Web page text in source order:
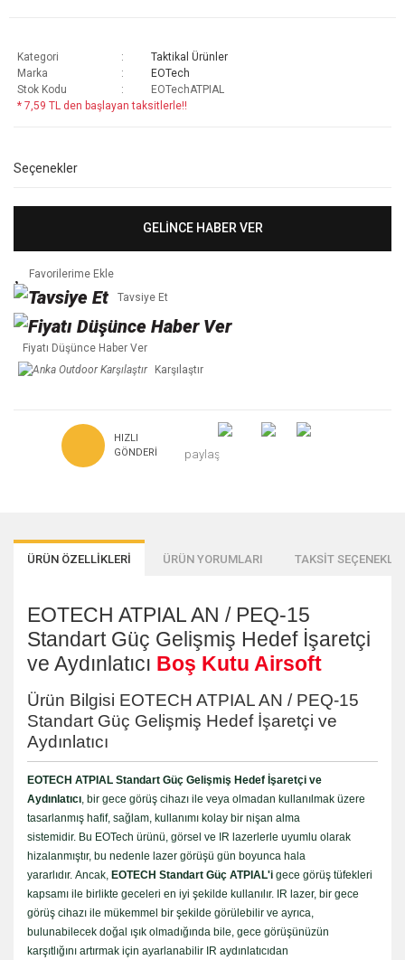
Kategori
Taktikal Ürünler
Marka
EOTech
Stok Kodu
EOTechATPIAL
* 7,59 TL den başlayan taksitlerle!!
Seçenekler
GELİNCE HABER VER
Tavsiye Et
Fiyatı Düşünce Haber Ver
Karşılaştır
HIZLI
GÖNDERI
paylaş
ÜRÜN ÖZELLİKLERİ ÜRÜN YORUMLARI TAKSİT
EOTECH ATPIAL AN / PEQ-15
Standart Güç Gelişmiş Hedef İşaretçi
ve Aydınlatıcı Boş Kutu Airsoft
Ürün Bilgisi EOTECH ATPIAL AN / PEQ-15
Standart Güç Gelişmiş Hedef İşaretçi ve
Aydınlatıcı
EOTECH ATPIAL Standart Güç Gelişmiş Hedef İşaretçi ve
Aydınlatıcı, bir gece görüş cihazı ile veya olmadan kullanılmak üzere
tasarlanmış hafif, sağlam, kullanımı kolay bir nişan alma
sistemidir. Bu EOTech ürünü, görsel ve IR lazerlerle uyumlu olarak
hizalanmıştır, bu nedenle lazer görüşü gün boyunca hala
yararlıdır. Ancak, EOTECH Standart Güç ATPIAL'i gece görüş tüfekleri
kapsamı ile birlikte geceleri en iyi şekilde kullanılır. IR lazer, bir gece
görüş cihazı ile mükemmel bir şekilde görülebilir ve ayrıca,
bulunabilecek doğal ışık olmadığında bile, gece görüşünüzün
karşıtlığını artırmak için ayarlanabilir IR aydınlatıcıdan